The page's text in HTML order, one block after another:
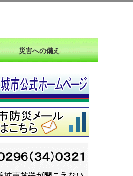
災害への備え